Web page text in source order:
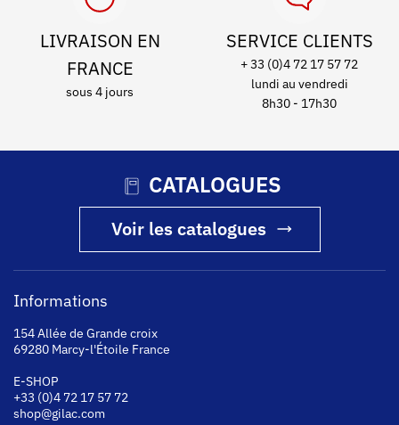
LIVRAISON EN
FRANCE
sous 4 jours
SERVICE CLIENTS
+ 33 (0)4 72 17 57 72
lundi au vendredi
8h30 - 17h30
CATALOGUES
Voir les catalogues
Informations
154 Allée de Grande croix
69280 Marcy-l'Étoile France
E-SHOP
+33 (0)4 72 17 57 72
shop@gilac.com